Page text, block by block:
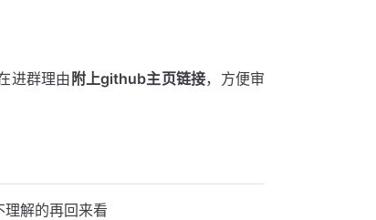
进群理由附上github主页链接，方便审
解的再回来看